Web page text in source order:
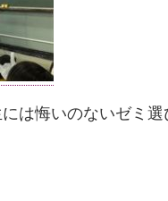
は悔いのないゼミ